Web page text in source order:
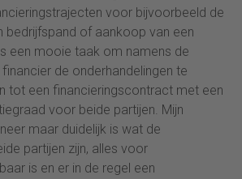
voor bijvoorbeeld de
bedrijfspand of aankoop van een
een mooie taak om namens de
de onderhandelingen te
tot een financieringscontract met een
voor beide partijen. Mijn
maar duidelijk is wat de
partijen zijn, alles voor
is en er in de regel een